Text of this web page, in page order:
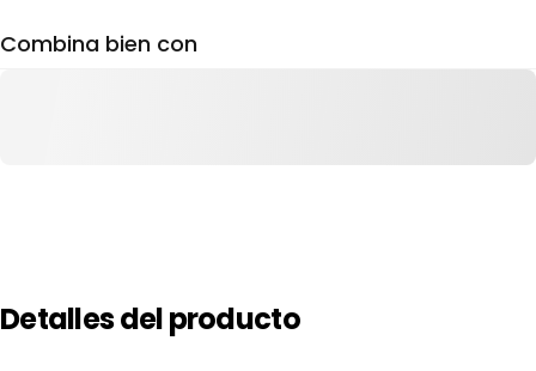
Combina bien con
Detallesdelproducto